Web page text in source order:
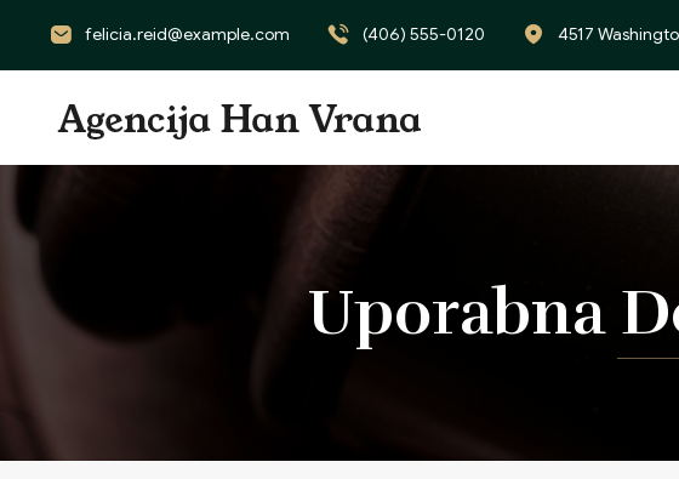
felicia.reid@example.com (406) 555-0120 4517
Uporabna